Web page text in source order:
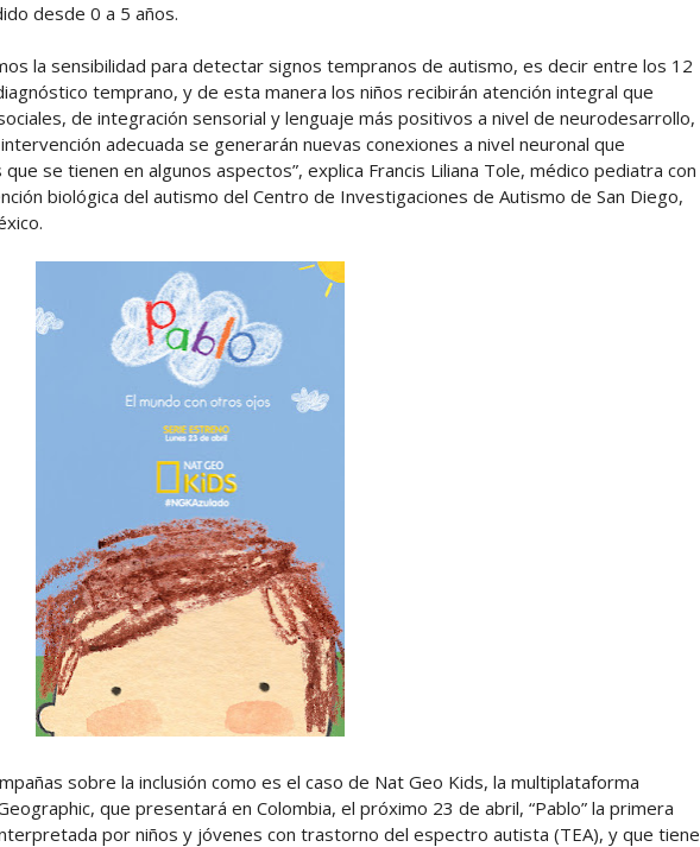
desde 0 a 5 años.
la sensibilidad para detectar signos tempranos de autismo, es decir entre los 12
temprano, y de esta manera los niños recibirán atención integral que
de integración sensorial y lenguaje más positivos a nivel de neurodesarrollo,
adecuada se generarán nuevas conexiones a nivel neuronal que
se tienen en algunos aspectos”, explica Francis Liliana Tole, médico pediatra con
biológica del autismo del Centro de Investigaciones de Autismo de San Diego,
sobre la inclusión como es el caso de Nat Geo Kids, la multiplataforma
que presentará en Colombia, el próximo 23 de abril, “Pablo” la primera
por niños y jóvenes con trastorno del espectro autista (TEA), y que tiene